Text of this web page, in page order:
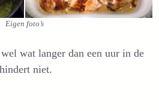
Eigen foto’s
wat langer dan een uur in de
niet.